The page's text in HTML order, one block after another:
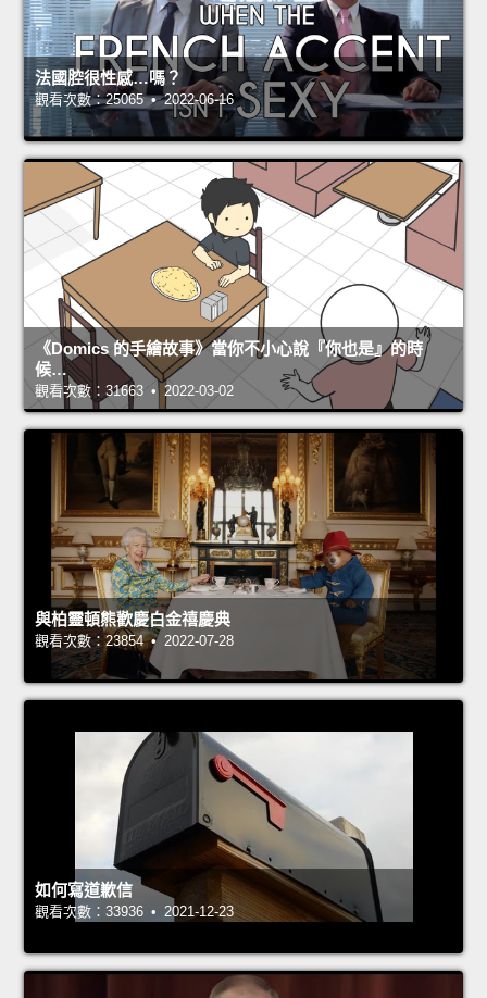
法國腔很性感…嗎？
觀看次數：25065 • 2022-06-16
《Domics 的手繪故事》當你不小心說『你也是』的時
候…
觀看次數：31663 • 2022-03-02
與柏靈頓熊歡慶白金禧慶典
觀看次數：23854 • 2022-07-28
如何寫道歉信
觀看次數：33936 • 2021-12-23